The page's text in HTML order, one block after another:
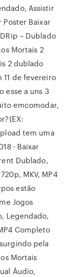
Assistir
Poster Baixar
– Dublado
Mortais 2
2 dublado
11 de fevereiro
esse a uns 3
emcomodar,
tem uma
· Baixar
Dublado,
MKV, MP4
estão
Jogos
Legendado,
Completo
pela
Mortais
Áudio,